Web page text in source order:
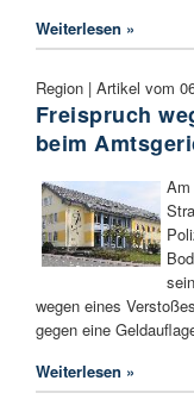
Weiterlesen »
Region | Artikel vom
Freispruch
beim
wegen eines
gegen eine
Weiterlesen »